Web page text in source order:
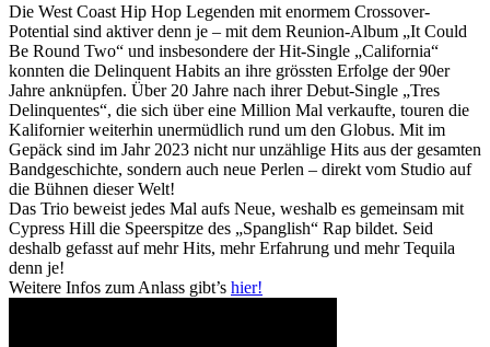
Die West Coast Hip Hop Legenden mit enormem Crossover-
Potential sind aktiver denn je – mit dem Reunion-Album „It Could
Be Round Two“ und insbesondere der Hit-Single „California“
konnten die Delinquent Habits an ihre grössten Erfolge der 90er
Jahre anknüpfen. Über 20 Jahre nach ihrer Debut-Single „Tres
Delinquentes“, die sich über eine Million Mal verkaufte, touren die
Kalifornier weiterhin unermüdlich rund um den Globus. Mit im
Gepäck sind im Jahr 2023 nicht nur unzählige Hits aus der gesamten
Bandgeschichte, sondern auch neue Perlen – direkt vom Studio auf
die Bühnen dieser Welt!
Das Trio beweist jedes Mal aufs Neue, weshalb es gemeinsam mit
Cypress Hill die Speerspitze des „Spanglish“ Rap bildet. Seid
deshalb gefasst auf mehr Hits, mehr Erfahrung und mehr Tequila
denn je!
Weitere Infos zum Anlass gibt’s hier!